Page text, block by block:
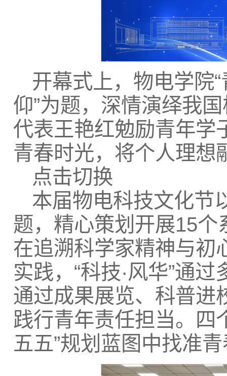
开幕式上，物电学院
仰”为题，深情演绎我
代表王艳红勉励青年学
青春时光，将个人理想
点击切换
本届物电科技文化节
题，精心策划开展15个
在追溯科学家精神与初
实践，“科技·风华”通
通过成果展览、科普进
践行青年责任担当。四
五五”规划蓝图中找准